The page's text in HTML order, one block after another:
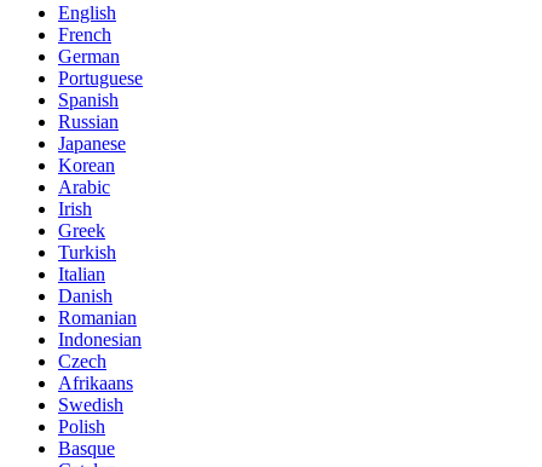
English
French
German
Portuguese
Spanish
Russian
Japanese
Korean
Arabic
Irish
Greek
Turkish
Italian
Danish
Romanian
Indonesian
Czech
Afrikaans
Swedish
Polish
Basque